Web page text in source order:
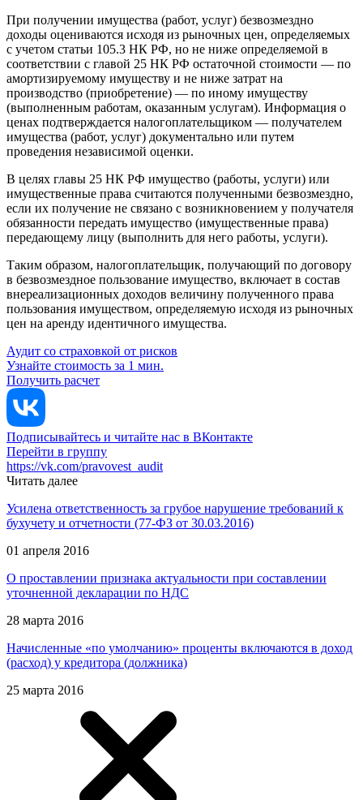
При получении имущества (работ, услуг) безвозмездно
доходы оцениваются исходя из рыночных цен, определяемых
с учетом статьи 105.3 НК РФ, но не ниже определяемой в
соответствии с главой 25 НК РФ остаточной стоимости — по
амортизируемому имуществу и не ниже затрат на
производство (приобретение) — по иному имуществу
(выполненным работам, оказанным услугам). Информация о
ценах подтверждается налогоплательщиком — получателем
имущества (работ, услуг) документально или путем
проведения независимой оценки.
В целях главы 25 НК РФ имущество (работы, услуги) или
имущественные права считаются полученными безвозмездно,
если их получение не связано с возникновением у получателя
обязанности передать имущество (имущественные права)
передающему лицу (выполнить для него работы, услуги).
Таким образом, налогоплательщик, получающий по договору
в безвозмездное пользование имущество, включает в состав
внереализационных доходов величину полученного права
пользования имуществом, определяемую исходя из рыночных
цен на аренду идентичного имущества.
Аудит со страховкой от рисков
Узнайте стоимость за 1 мин.
Получить расчет
Подписывайтесь и читайте нас в ВКонтакте
Перейти в группу
https://vk.com/pravovest_audit
Читать далее
Усилена ответственность за грубое нарушение требований к
бухучету и отчетности (77-ФЗ от 30.03.2016)
01 апреля 2016
О проставлении признака актуальности при составлении
уточненной декларации по НДС
28 марта 2016
Начисленные «по умолчанию» проценты включаются в доход
(расход) у кредитора (должника)
25 марта 2016